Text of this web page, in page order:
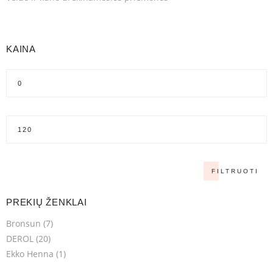
KAINA
FILTRUOTI
PREKIŲ ŽENKLAI
Bronsun (7)
DEROL (20)
Ekko Henna (1)